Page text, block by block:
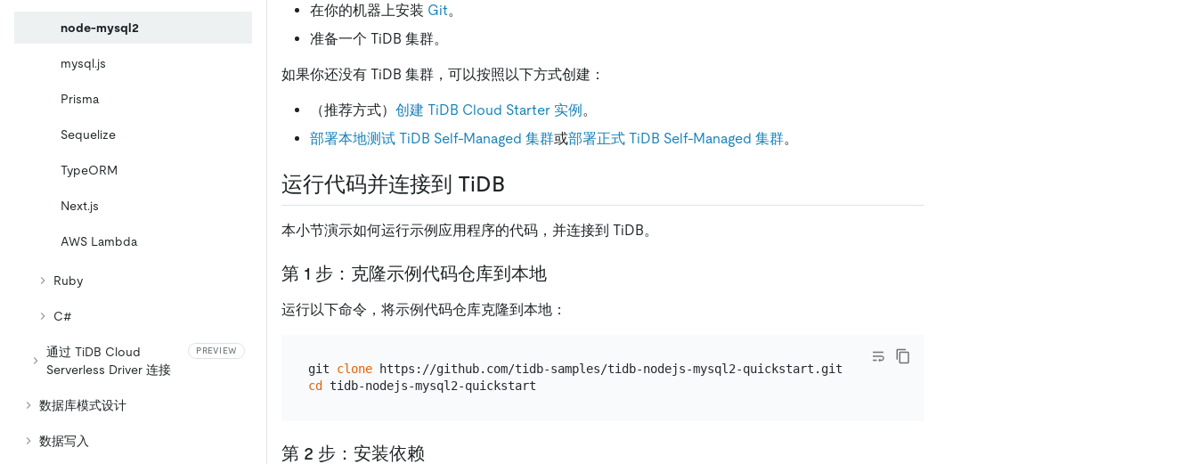
node-mysql2
mysql.js
Prisma
Sequelize
TypeORM
Next.js
AWS Lambda
Ruby
C#
通过 TiDB Cloud
Serverless Driver 连接
PREVIEW
数据库模式设计
数据写入
在你的机器上安装 Git。
准备一个 TiDB 集群。
如果你还没有 TiDB 集群，可以按照以下方式创建：
（推荐方式） 创建 TiDB Cloud Starter 实例 。
部署本地测试 TiDB Self-Managed 集群或部署正式 TiDB Self-Managed 集群。
运行代码并连接到 TiDB
本小节演示如何运行示例应用程序的代码，并连接到 TiDB。
第 1 步：克隆示例代码仓库到本地
运行以下命令，将示例代码仓库克隆到本地：
git clone
cd
第 2 步：安装依赖